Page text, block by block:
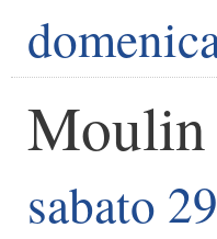
Moulin
sabato